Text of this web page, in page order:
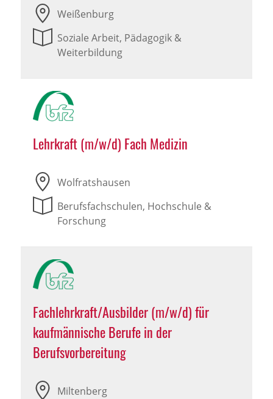
Weißenburg
Soziale Arbeit, Pädagogik &
Weiterbildung
Lehrkraft (m/w/d) Fach Medizin
Wolfratshausen
Berufsfachschulen, Hochschule &
Forschung
Fachlehrkraft/Ausbilder (m/w/d) für
kaufmännische Berufe in der
Berufsvorbereitung
Miltenberg